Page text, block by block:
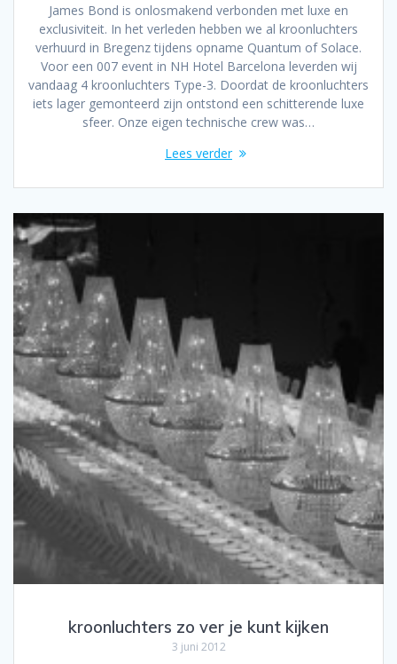
James Bond is onlosmakend verbonden met luxe en
exclusiviteit. In het verleden hebben we al kroonluchters
verhuurd in Bregenz tijdens opname Quantum of Solace.
Voor een 007 event in NH Hotel Barcelona leverden wij
vandaag 4 kroonluchters Type-3. Doordat de kroonluchters
iets lager gemonteerd zijn ontstond een schitterende luxe
sfeer. Onze eigen technische crew was…
Lees verder
kroonluchters zo ver je kunt kijken
3 juni 2012